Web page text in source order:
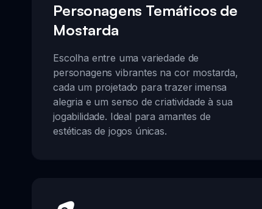
Personagens Temáticos de
Mostarda
Escolha entre uma variedade de
personagens vibrantes na cor mostarda,
cada um projetado para trazer imensa
alegria e um senso de criatividade à sua
jogabilidade. Ideal para amantes de
estéticas de jogos únicas.